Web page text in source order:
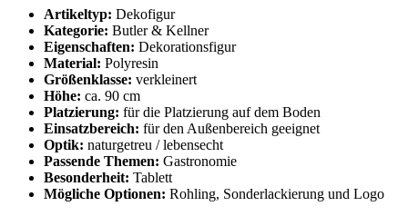
Artikeltyp: Dekofigur
Kategorie: Butler & Kellner
Eigenschaften: Dekorationsfigur
Material: Polyresin
Größenklasse: verkleinert
Höhe: ca. 90 cm
Platzierung: für die Platzierung auf dem Boden
Einsatzbereich: für den Außenbereich geeignet
Optik: naturgetreu / lebensecht
Passende Themen: Gastronomie
Besonderheit: Tablett
Mögliche Optionen: Rohling, Sonderlackierung und Logo